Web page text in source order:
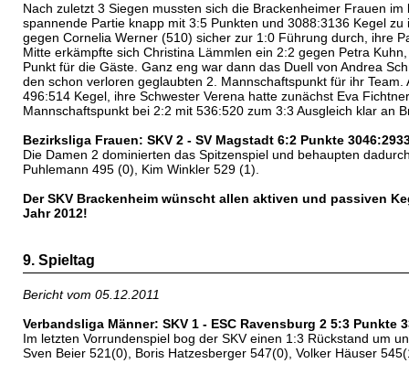
Nach zuletzt 3 Siegen mussten sich die Brackenheimer Frauen
spannende Partie knapp mit 3:5 Punkten und 3088:3136 Kegel
gegen Cornelia Werner (510) sicher zur 1:0 Führung durch, ihre
Mitte erkämpfte sich Christina Lämmlen ein 2:2 gegen Petra
Punkt für die Gäste. Ganz eng war dann das Duell von Andrea
den schon verloren geglaubten 2. Mannschaftspunkt für ihr
496:514 Kegel, ihre Schwester Verena hatte zunächst Eva
Mannschaftspunkt bei 2:2 mit 536:520 zum 3:3 Ausgleich klar an
Bezirksliga Frauen: SKV 2 - SV Magstadt 6:2 Punkte
Die Damen 2 dominierten das Spitzenspiel und behaupten
Puhlemann 495 (0), Kim Winkler 529 (1).
Der SKV Brackenheim wünscht allen aktiven und passiven
Jahr 2012!
9. Spieltag
Bericht vom 05.12.2011
Verbandsliga Männer: SKV 1 - ESC Ravensburg 2 5:3 Punkte
Im letzten Vorrundenspiel bog der SKV einen 1:3 Rückstand um
Sven Beier 521(0), Boris Hatzesberger 547(0), Volker Häuser